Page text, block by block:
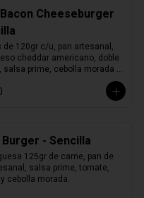
Cheeseburger
de 120gr c/u, pan artesanal,
cheddar americano, doble
salsa prime, cebolla morada y
- Sencilla
125gr de carne, pan de
salsa prime, tomate,
cebolla morada.